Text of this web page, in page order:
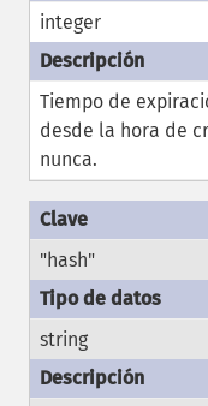
integer
Tiempo de
desde la hora de
nunca.
"hash"
string